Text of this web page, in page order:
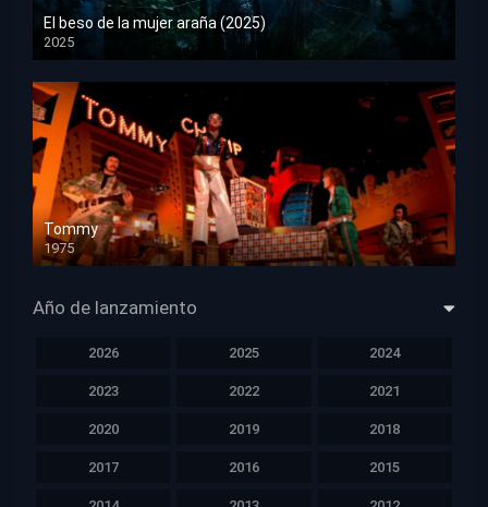
El beso de la mujer araña (2025)
2025
HD 1080p
Tommy
1975
HD 1080p
Año de lanzamiento
2026 2025 2024
2023 2022 2021
2020 2019 2018
2017 2016 2015